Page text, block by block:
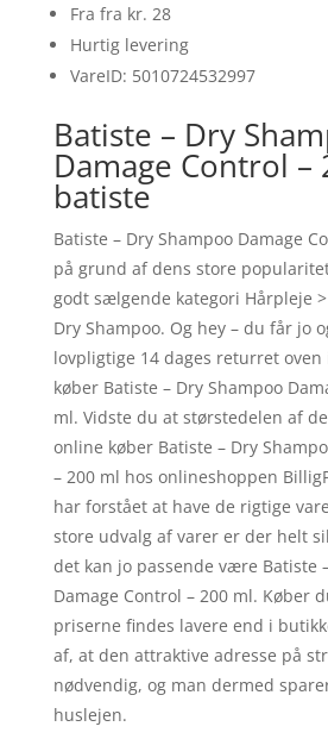
Fra fra kr. 28
Hurtig levering
VareID: 5010724532997
Batiste – Dry
Damage Control –
batiste
Batiste – Dry Shampoo Damage
på grund af dens store
godt sælgende kategori Hårpleje
Dry Shampoo. Og hey – du får jo
lovpligtige 14 dages returret
køber Batiste – Dry Shampoo
ml. Vidste du at størstedelen af
online køber Batiste – Dry
– 200 ml hos onlineshoppen
har forstået at have de rigtige
store udvalg af varer er der helt
det kan jo passende være Batiste
Damage Control – 200 ml. Køber
priserne findes lavere end i
af, at den attraktive adresse på
nødvendig, og man dermed
huslejen.